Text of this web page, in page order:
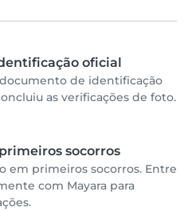
oficial
de identificação
as verificações de foto.
socorros
em primeiros socorros. Entre
com Mayara para